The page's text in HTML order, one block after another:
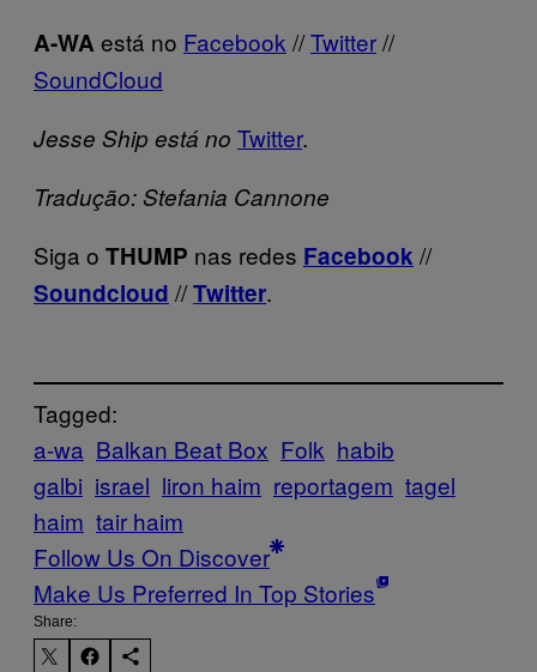
A-WA está no Facebook //Twitter//
SoundCloud
Jesse Ship está no Twitter.
Tradução: Stefania Cannone
Siga o THUMP nas redes Facebook //
Soundcloud //Twitter.
Tagged:
a-wa Balkan Beat Box Folk habib
galbi israel liron haim reportagem tagel
haim tair haim
Follow Us On Discover
Make Us Preferred In Top Stories
Share: